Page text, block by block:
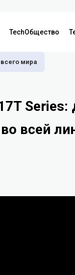
TechОбщество
мира
Series:
всей